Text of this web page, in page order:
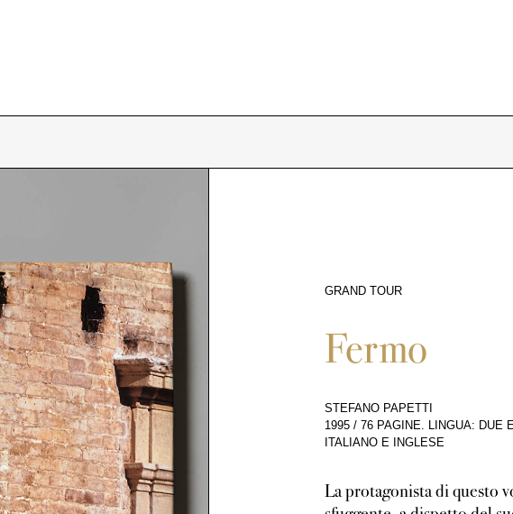
GRAND TOUR
Fermo
STEFANO PAPETTI
1995 / 76 PAGINE. LINGUA: DUE
ITALIANO E INGLESE
La protagonista di questo